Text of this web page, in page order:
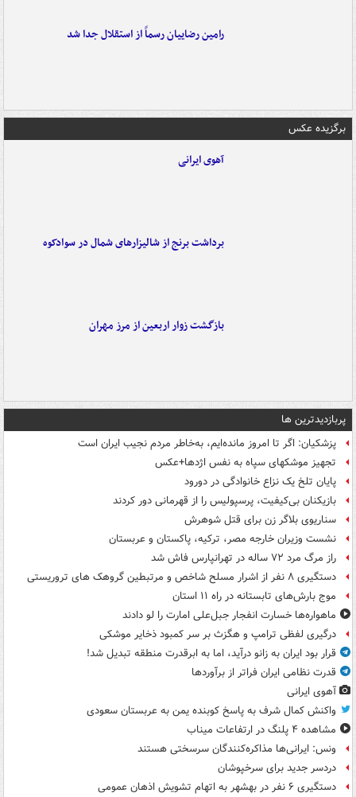
رامین رضاییان رسماً از استقلال جدا شد
برگزیده عکس
آهوی ایرانی
برداشت برنج از شالیزارهای شمال در سوادکوه
بازگشت زوار اربعین از مرز مهران
پربازدیدترین ها
پزشکیان: اگر تا امروز مانده‌ایم، به‌خاطر مردم نجیب ایران است
تجهیز موشکهای سپاه به نفس اژدها+عکس
پایان تلخ یک نزاع خانوادگی در دورود
بازیکنان بی‌کیفیت، پرسپولیس را از قهرمانی دور کردند
سناریوی بلاگر زن برای قتل شوهرش
نشست وزیران خارجه مصر، ترکیه، پاکستان و عربستان
راز مرگ مرد ۷۲ ساله در تهرانپارس فاش شد
دستگیری ۸ نفر از اشرار مسلح شاخص و مرتبطین گروهک های تروریستی
موج بارش‌های تابستانه در راه ۱۱ استان
ماهواره‌ها خسارت انفجار جبل‌علی امارت را لو دادند
درگیری لفظی ترامپ و هگزث بر سر کمبود ذخایر موشکی
قرار بود ایران به زانو درآید، اما به ابرقدرت منطقه تبدیل شد!
قدرت نظامی ایران فراتر از برآوردها
آهوی ایرانی
واکنش کمال شرف به پاسخ کوبنده یمن به عربستان سعودی
مشاهده ۴ پلنگ در ارتفاعات میناب
ونس: ایرانی‌ها مذاکره‌کنندگان سرسختی هستند
دردسر جدید برای سرخپوشان
دستگیری ۶ نفر در بهشهر به اتهام تشویش اذهان عمومی